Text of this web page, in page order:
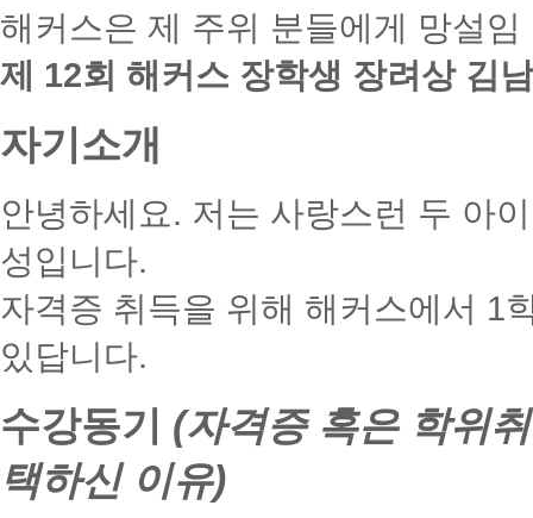
해커스은 제 주위 분들에게 망설
제 12회 해커스 장학생 장려상 김
자기소개
안녕하세요. 저는 사랑스런 두 아
성입니다.
자격증 취득을 위해 해커스에서 1
있답니다.
수강동기 (자격증 혹은 학위
택하신 이유)